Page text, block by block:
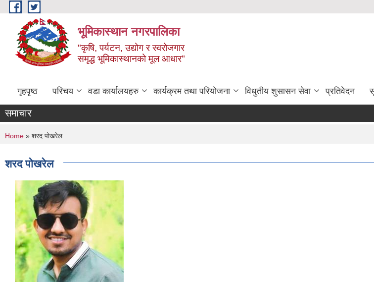
Skip to main content
भूमिकास्थान नगरपालिका
"कृषि, पर्यटन, उद्योग र स्वरोजगार
समृद्ध भूमिकास्थानको मूल आधार"
गृहपृष्ठ परिचय वडा कार्यालयहरु कार्यक्रम तथा परियोजना विधुतीय शुसासन सेवा प्रतिवेदन
समाचार
You are here
Home » शरद पोखरेल
शरद पोखरेल